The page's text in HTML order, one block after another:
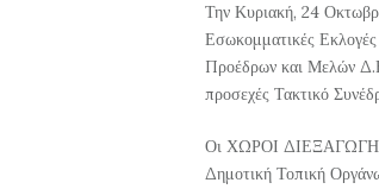
Την Κυριακή, 24
Εσωκομματικές
Προέδρων και Μελών
προσεχές Τακτικό
Οι ΧΩΡΟΙ
Δημοτική Τοπική